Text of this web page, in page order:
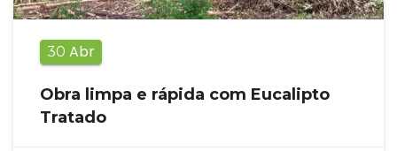
30 Abr
Obra limpa e rápida com Eucalipto
Tratado